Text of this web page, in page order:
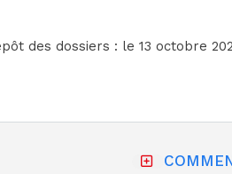
des dossiers : le 13 octobre